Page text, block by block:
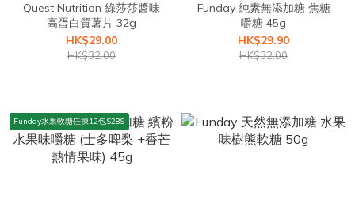
Quest Nutrition 綠莎莎醬味
高蛋白質薯片 32g
HK$29.00
HK$32.00
Funday 純素無添加糖 焦糖
嚼糖 45g
HK$29.90
HK$32.00
Funday水果軟糖任揀12包$289